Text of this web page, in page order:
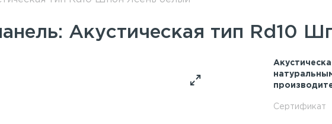
Акустическая тип Rd10
Сертификат